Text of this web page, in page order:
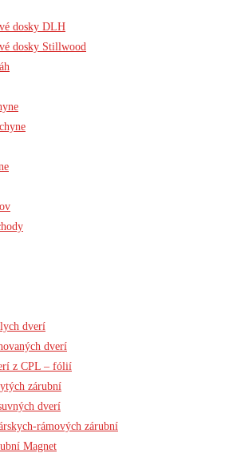
dosky DLH
dosky Stillwood
dverí
dverí
z CPL – fólií
zárubní
dverí
rámových zárubní
Magnet